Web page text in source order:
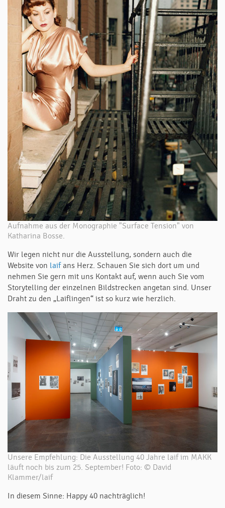
Aufnahme aus der Monographie "Surface Tension" von
Katharina Bosse.
Wir legen nicht nur die Ausstellung, sondern auch die
Website von laifans Herz. Schauen Sie sich dort um und
nehmen Sie gern mit uns Kontakt auf, wenn auch Sie vom
Storytelling der einzelnen Bildstrecken angetan sind. Unser
Draht zu den „Laiflingen“ ist so kurz wie herzlich.
Unsere Empfehlung: Die Ausstellung 40 Jahre laif im MAKK
läuft noch bis zum 25. September! Foto: © David
Klammer/laif
In diesem Sinne: Happy 40 nachträglich!